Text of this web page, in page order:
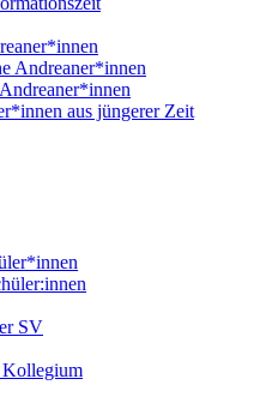
Andreaner*innen
aus jüngerer Zeit
SV
Kollegium